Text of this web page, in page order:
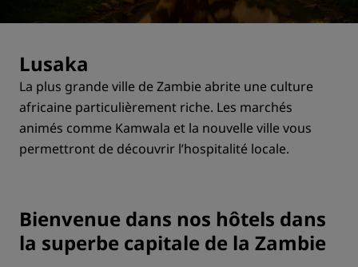
Lusaka
La plus grande ville de Zambie abrite une culture
africaine particulièrement riche. Les marchés
animés comme Kamwala et la nouvelle ville vous
permettront de découvrir l’hospitalité locale.
Bienvenue dans nos hôtels dans
la superbe capitale de la Zambie